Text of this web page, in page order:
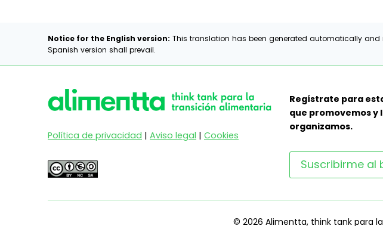
Notice for the English version: This translation has been generated automatically
Spanish version shall prevail.
Política de privacidad | Aviso legal | Cookies
Regístrate para
que promovemos y
organizamos.
Suscribirme al
© 2026 Alimentta, think tank para